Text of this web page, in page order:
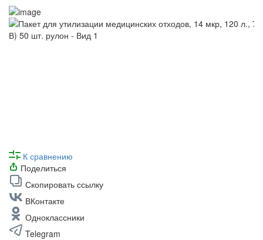
К сравнению
Поделиться
Скопировать ссылку
ВКонтакте
Одноклассники
Telegram